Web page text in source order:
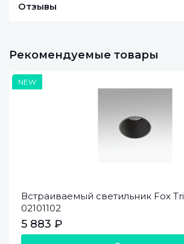
Отзывы
Рекомендуемые товары
NEW
Встраиваемый светильник Fox
02101102
5 883 ₽